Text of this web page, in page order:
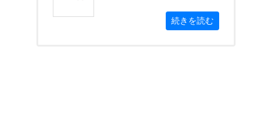
続きを読む